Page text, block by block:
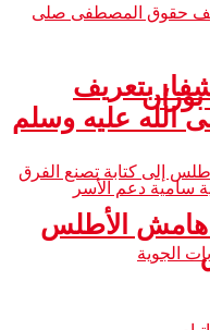
بتعريف
عليه وسلم
هامش الأطلس